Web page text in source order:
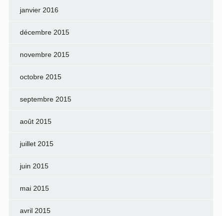
janvier 2016
décembre 2015
novembre 2015
octobre 2015
septembre 2015
août 2015
juillet 2015
juin 2015
mai 2015
avril 2015